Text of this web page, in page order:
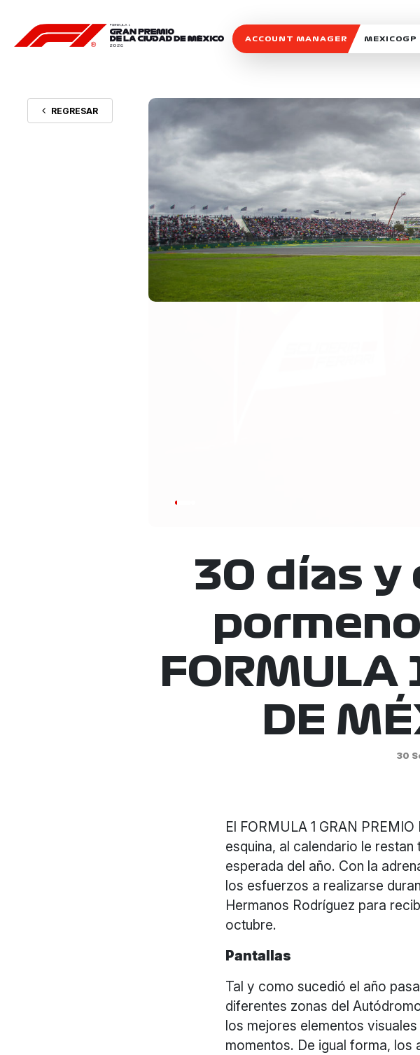
ACCOUNT MANAGER MEXICOGP
CELEBRA
REGRESAR
30 días y
FORMULA
DE
30
El FORMULA 1 GRAN
esquina, al calendario le
esperada del año. Con la
los esfuerzos a realizarse
Hermanos Rodríguez para
octubre.
Pantallas
Tal y como sucedió el año
diferentes zonas del
los mejores elementos
momentos. De igual forma,